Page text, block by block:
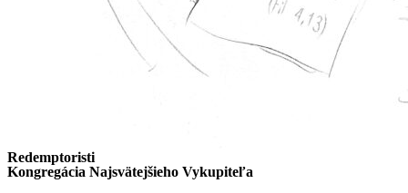
Redemptoristi
Kongregácia Najsvätejšieho Vykupiteľa